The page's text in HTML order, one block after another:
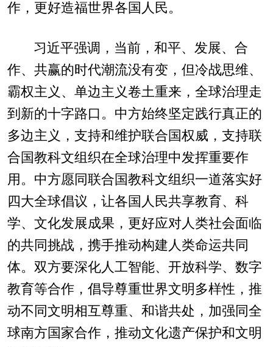
作，更好造福世界各国人民。
习近平强调，当前，和平、发展、合
作、共赢的时代潮流没有变，但冷战思维、
霸权主义、单边主义卷土重来，全球治理走
到新的十字路口。中方始终坚定践行真正的
多边主义，支持和维护联合国权威，支持联
合国教科文组织在全球治理中发挥重要作
用。中方愿同联合国教科文组织一道落实好
四大全球倡议，让各国人民共享教育、科
学、文化发展成果，更好应对人类社会面临
的共同挑战，携手推动构建人类命运共同
体。双方要深化人工智能、开放科学、数字
教育等合作，倡导尊重世界文明多样性，推
动不同文明相互尊重、和谐共处，加强同全
球南方国家合作，推动文化遗产保护和文明